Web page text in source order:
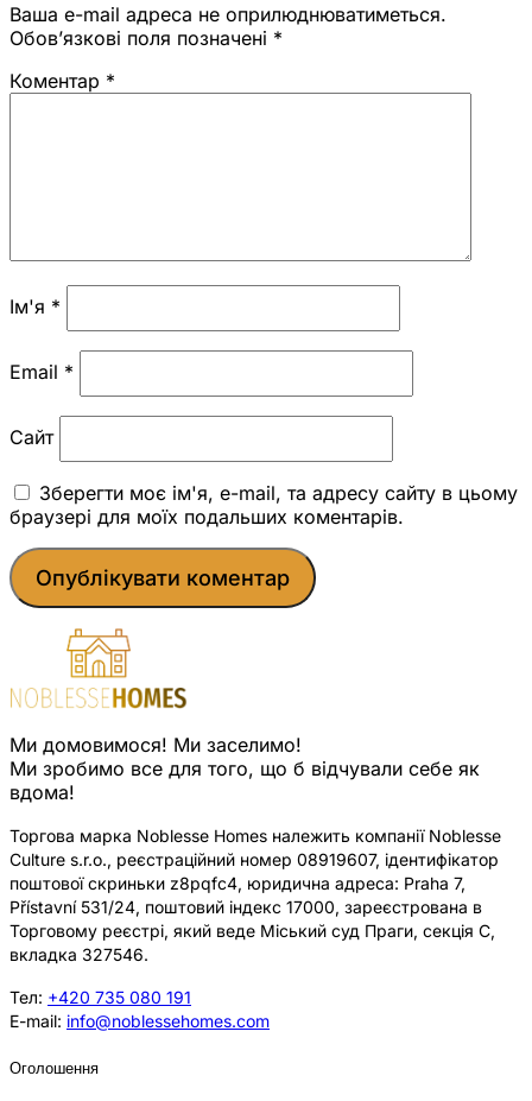
Ваша e-mail адреса не оприлюднюватиметься.
Обов’язкові поля позначені *
Коментар *
Ім'я *
Email *
Сайт
Зберегти моє ім'я, e-mail, та адресу сайту в цьому
браузері для моїх подальших коментарів.
Ми домовимося! Ми заселимо!
Ми зробимо все для того, що б відчували себе як
вдома!
Торгова марка Noblesse Homes належить компанії Noblesse
Culture s.r.o., реєстраційний номер 08919607, ідентифікатор
поштової скриньки z8pqfc4, юридична адреса: Praha 7,
Přístavní 531/24, поштовий індекс 17000, зареєстрована в
Торговому реєстрі, який веде Міський суд Праги, секція C,
вкладка 327546.
Тел: +420 735 080 191
E-mail: info@noblessehomes.com
Оголошення